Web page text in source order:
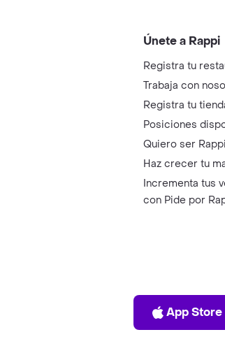
Únete a Rappi
Registra tu
Trabaja con
Registra tu
Posiciones
Quiero ser
Haz crecer tu
Incrementa tus
con Pide por
App
App Store